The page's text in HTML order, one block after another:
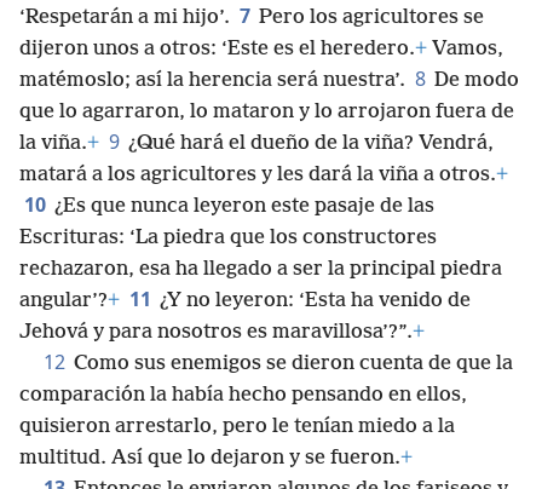
‘Respetarán a mi hijo’. 7 Pero los agricultores se
dijeron unos a otros: ‘Este es el heredero.+ Vamos,
matémoslo; así la herencia será nuestra’. 8 De modo
que lo agarraron, lo mataron y lo arrojaron fuera de
la viña.+ 9 ¿Qué hará el dueño de la viña? Vendrá,
matará a los agricultores y les dará la viña a otros.+
10 ¿Es que nunca leyeron este pasaje de las
Escrituras: ‘La piedra que los constructores
rechazaron, esa ha llegado a ser la principal piedra
angular’?+ 11 ¿Y no leyeron: ‘Esta ha venido de
Jehová y para nosotros es maravillosa’?”.+
12 Como sus enemigos se dieron cuenta de que la
comparación la había hecho pensando en ellos,
quisieron arrestarlo, pero le tenían miedo a la
multitud. Así que lo dejaron y se fueron.+